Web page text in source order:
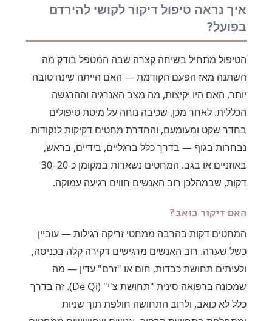
איך נראה טיפול דיקור לקושי להירדם
בפועל?
הטיפול מתחיל בשיחה קצרה שבה המטפל בודק מה
השתנה מאז הפעם הקודמת — האם הייתה שינה טובה
יותר, האם היו יקיצות, מה מצב האנרגיה וההרגשה
הכללית. לאחר מכן, שכיבה נוחה על מיטת טיפולים
בחדר שקט ומעומעם, והחדרת מחטים דקיקות לנקודות
נבחרות בגוף — בדרך כלל ברגליים, בידיים, בראש,
באוזניים או בגב. המחטים נשארות במקומן כ-20–30
דקות, שבמהלכן רוב האנשים חווים רגיעה עמוקה.
האם דיקור כואב?
המחטים דקות בהרבה ממחטי זריקה רגילות — עוביין
כשל שערה. רוב האנשים מרגישים דקירה קלה בכניסה,
ולעיתים תחושת כבדות, חום או "זרם" עדין — מה
שמכונה ברפואה סינית "תחושת צ'י" (De Qi). זה בדרך
כלל לא כואב, ולרוב התחושה חולפת תוך שניות